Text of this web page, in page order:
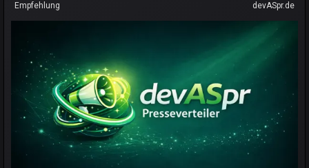
Empfehlung devASpr.de